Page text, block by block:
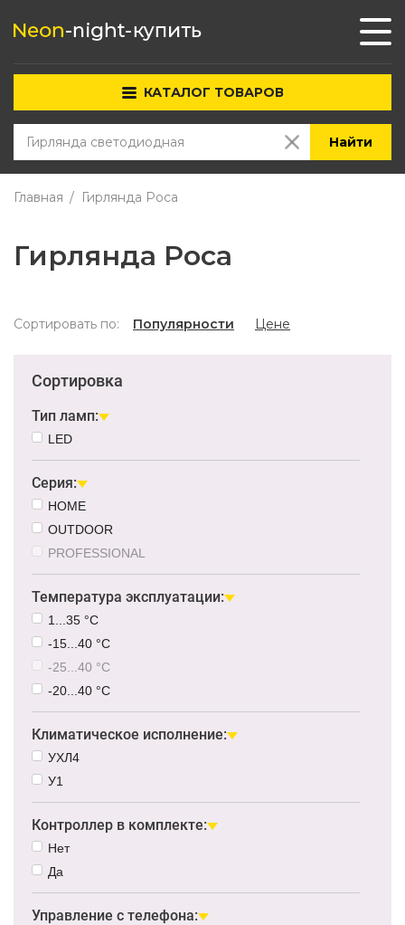
КАТАЛОГ ТОВАРОВ
Найти
Главная Гирлянда Роса
Гирлянда Роса
Сортировать по: Популярности Цене
Сортировка
Тип ламп:
LED
Серия:
HOME
OUTDOOR
PROFESSIONAL
Температура эксплуатации:
1...35 °C
-15...40 °C
-25...40 °C
-20...40 °C
Климатическое исполнение:
УХЛ4
У1
Контроллер в комплекте:
Нет
Да
Управление с телефона: